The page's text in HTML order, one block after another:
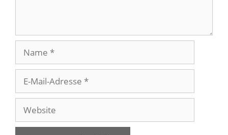
Mail-
Adresse
Website